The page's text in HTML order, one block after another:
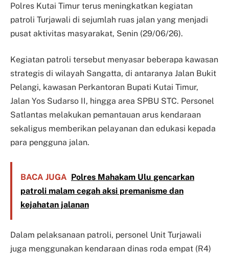
Polres Kutai Timur terus meningkatkan kegiatan
patroli Turjawali di sejumlah ruas jalan yang menjadi
pusat aktivitas masyarakat, Senin (29/06/26).
Kegiatan patroli tersebut menyasar beberapa kawasan
strategis di wilayah Sangatta, di antaranya Jalan Bukit
Pelangi, kawasan Perkantoran Bupati Kutai Timur,
Jalan Yos Sudarso II, hingga area SPBU STC. Personel
Satlantas melakukan pemantauan arus kendaraan
sekaligus memberikan pelayanan dan edukasi kepada
para pengguna jalan.
BACA JUGA Polres Mahakam Ulu gencarkan
patroli malam cegah aksi premanisme dan
kejahatan jalanan
Dalam pelaksanaan patroli, personel Unit Turjawali
juga menggunakan kendaraan dinas roda empat (R4)